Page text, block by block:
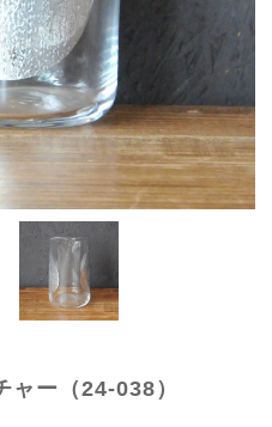
ー（24-038）